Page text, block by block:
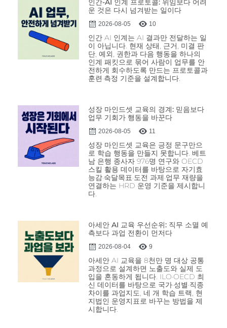
인간-AI 인계 프로토콜: 위임보다 어려
운 것은 다시 넘겨받는 일이다
2026-08-05 10
인간 AI 인계는 AI 결과만 전달하는 일
이 아닙니다. 현재 상태, 근거, 미결 판
단, 예외, 권한과 다음 행동을 하나의
인계 패킷으로 묶어 사람이 업무를 안
전하게 회수하도록 만드는 프로토콜과
훈련·측정 기준을 설계합니다.
성장 마인드셋 교육의 경계: 믿음보다
업무 기회가 행동을 바꾼다
2026-08-05 11
성장 마인드셋 교육은 긍정 문구만으
로 학습 행동을 만들지 못합니다. 베트
남 은행 종사자 976명 연구와 OECD
스킬 활용 데이터를 바탕으로 자기효
능감·숙달목표·도전 과제·업무 재량을
연결하는 HRD 운영 기준을 제시합니
다.
아세안 AI 교육 우선순위: 직무 소멸 예
측보다 과업 전환이 먼저다
2026-08-04 9
아세안 AI 교육을 8천만 명 대상 공통
과정으로 설계하면 노출도와 실제 도
입을 혼동하게 됩니다. ILO·OECD 최
신 데이터를 바탕으로 국가·성별·직종
차이를 과업지도, 네 개 학습 트랙, 현
지법인 운영지표로 바꾸는 방법을 제
시합니다.